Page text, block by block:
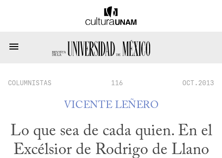
COLUMNISTAS 116 OCT.2013
VICENTE LEÑERO
Lo que sea de cada quien. En el
Excélsior de Rodrigo de Llano